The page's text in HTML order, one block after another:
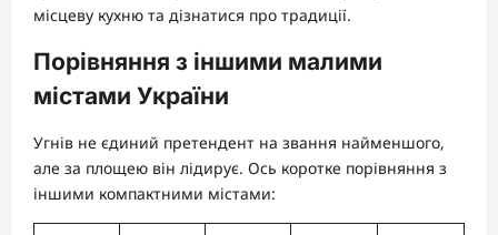
місцеву кухню та дізнатися про традиції.
Порівняння з іншими малими
містами України
Угнів не єдиний претендент на звання найменшого,
але за площею він лідирує. Ось коротке порівняння з
іншими компактними містами: